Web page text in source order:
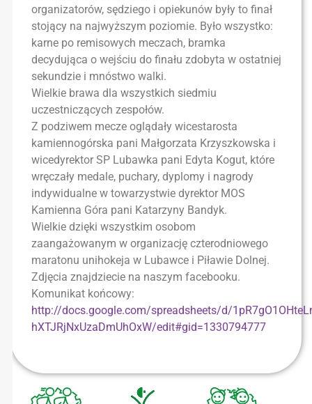
organizatorów, sędziego i opiekunów były to finał
stojący na najwyższym poziomie. Było wszystko:
karne po remisowych meczach, bramka
decydująca o wejściu do finału zdobyta w ostatniej
sekundzie i mnóstwo walki.
Wielkie brawa dla wszystkich siedmiu
uczestniczących zespołów.
Z podziwem mecze oglądały wicestarosta
kamiennogórska pani Małgorzata Krzyszkowska i
wicedyrektor SP Lubawka pani Edyta Kogut, które
wręczały medale, puchary, dyplomy i nagrody
indywidualne w towarzystwie dyrektor MOS
Kamienna Góra pani Katarzyny Bandyk.
Wielkie dzięki wszystkim osobom
zaangażowanym w organizację czterodniowego
maratonu unihokeja w Lubawce i Piławie Dolnej.
Zdjęcia znajdziecie na naszym facebooku.
Komunikat końcowy:
http://docs.google.com/spreadsheets/d/
hXTJRjNxUzaDmUhOxW/edit#gid=1330794777